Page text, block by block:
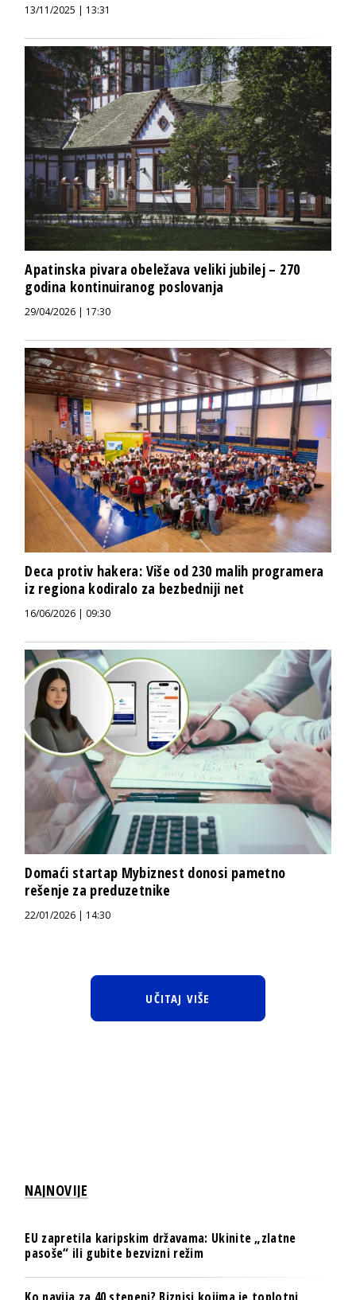
13/11/2025 | 13:31
Apatinska pivara obeležava veliki jubilej – 270
godina kontinuiranog poslovanja
29/04/2026 | 17:30
Deca protiv hakera: Više od 230 malih programera
iz regiona kodiralo za bezbedniji net
16/06/2026 | 09:30
Domaći startap Mybiznest donosi pametno
rešenje za preduzetnike
22/01/2026 | 14:30
UČITAJ VIŠE
NAJNOVIJE
EU zapretila karipskim državama: Ukinite „zlatne
pasoše“ ili gubite bezvizni režim
Ko navija za 40 stepeni? Biznisi kojima je toplotni